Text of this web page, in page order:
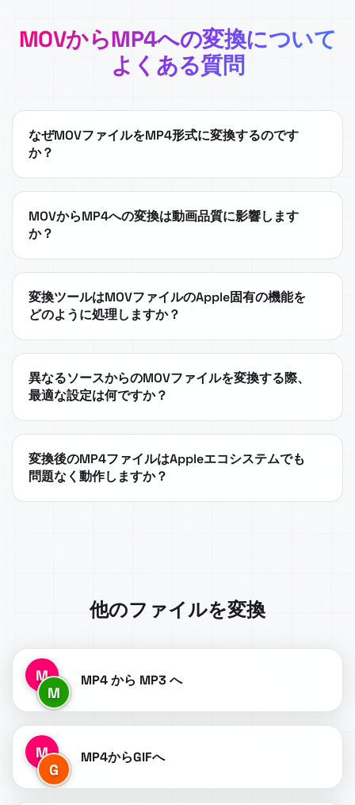
MOVからMP4への変換について
よくある質問
なぜMOVファイルをMP4形式に変換するのです
か？
MOVからMP4への変換は動画品質に影響します
か？
変換ツールはMOVファイルのApple固有の機能を
どのように処理しますか？
異なるソースからのMOVファイルを変換する際、
最適な設定は何ですか？
変換後のMP4ファイルはAppleエコシステムでも
問題なく動作しますか？
他のファイルを変換
M
M
MP4 から MP3 へ
M
G
MP4からGIFへ